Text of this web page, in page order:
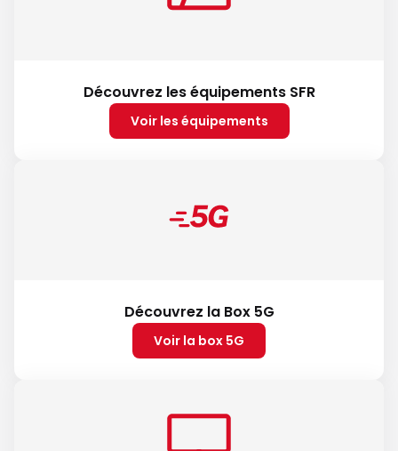
Découvrez les équipements SFR
Voir les équipements
Découvrez la Box 5G
Voir la box 5G